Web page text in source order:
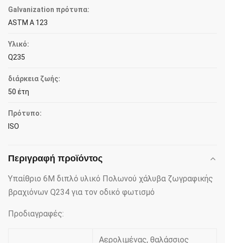
Galvanization πρότυπα:
ASTM Α 123
Υλικό:
Q235
διάρκεια ζωής:
50 έτη
Πρότυπο:
ISO
Περιγραφή προϊόντος
Υπαίθριο 6M διπλό υλικό Πολωνού χάλυβα ζωγραφικής
βραχιόνων Q234 για τον οδικό φωτισμό
Προδιαγραφές:
Αερολιμένας, θαλάσσιος